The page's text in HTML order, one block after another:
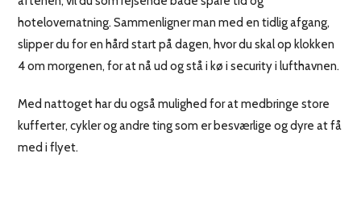
hotelovernatning. Sammenligner man med en tidlig afgang,
slipper du for en hård start på dagen, hvor du skal op klokken
4 om morgenen, for at nå ud og stå i kø i security i lufthavnen.
Med nattoget har du også mulighed for at medbringe store
kufferter, cykler og andre ting som er besværlige og dyre at få
med i flyet.